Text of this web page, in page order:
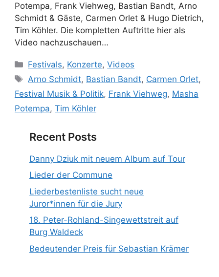
Potempa, Frank Viehweg, Bastian Bandt, Arno
Schmidt & Gäste, Carmen Orlet & Hugo Dietrich,
Tim Köhler. Die kompletten Auftritte hier als
Video nachzuschauen…
Kategorien
Festivals, Konzerte,Videos
Schlagwörter
Arno Schmidt, Bastian Bandt, Carmen Orlet,
Festival Musik & Politik, Frank Viehweg, Masha
Potempa, Tim Köhler
Recent Posts
Danny Dziuk mit neuem Album auf Tour
Lieder der Commune
Liederbestenliste sucht neue
Juror*innen für die Jury
18. Peter-Rohland-Singewettstreit auf
Burg Waldeck
Bedeutender Preis für Sebastian Krämer